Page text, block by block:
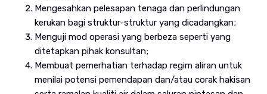
Mengesahkan pelesapan tenaga dan perlindungan
kerukan bagi struktur-struktur yang dicadangkan;
Menguji mod operasi yang berbeza seperti yang
ditetapkan pihak konsultan;
Membuat pemerhatian terhadap regim aliran untuk
menilai potensi pemendapan dan/atau corak hakisan